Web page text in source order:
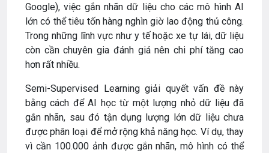
Google), việc gắn nhãn dữ liệu cho các mô hình AI
lớn có thể tiêu tốn hàng nghìn giờ lao động thủ công.
Trong những lĩnh vực như y tế hoặc xe tự lái, dữ liệu
còn cần chuyên gia đánh giá nên chi phí tăng cao
hơn rất nhiều.
Semi-Supervised Learning giải quyết vấn đề này
bằng cách để AI học từ một lượng nhỏ dữ liệu đã
gắn nhãn, sau đó tận dụng lượng lớn dữ liệu chưa
được phân loại để mở rộng khả năng học. Ví dụ, thay
vì cần 100.000 ảnh được gắn nhãn, mô hình có thể